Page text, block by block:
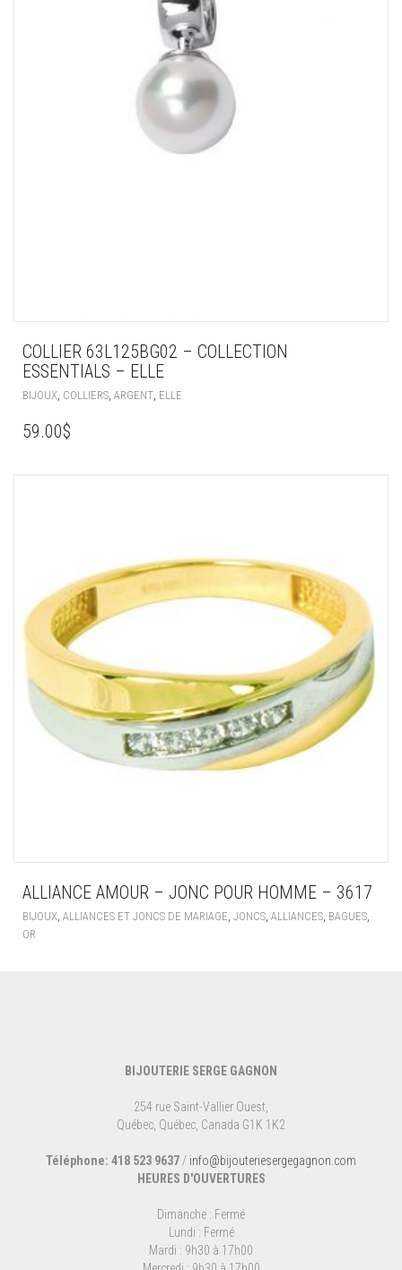
COLLIER 63L125BG02 – COLLECTION
ESSENTIALS – ELLE
BIJOUX, COLLIERS, ARGENT, ELLE
59.00$
ALLIANCE AMOUR – JONC POUR HOMME – 3617
BIJOUX ALLIANCES ET JONCS DE MARIAGE JONCS ALLIANCES BAGUES
OR
BIJOUTERIE SERGE GAGNON
254 rue Saint-Vallier Ouest,
Québec, Québec, Canada G1K 1K2
Téléphone: 418 523 9637 / info@bijouteriesergegagnon.com
HEURES D'OUVERTURES
Dimanche : Fermé
Lundi : Fermé
Mardi : 9h30 à 17h00